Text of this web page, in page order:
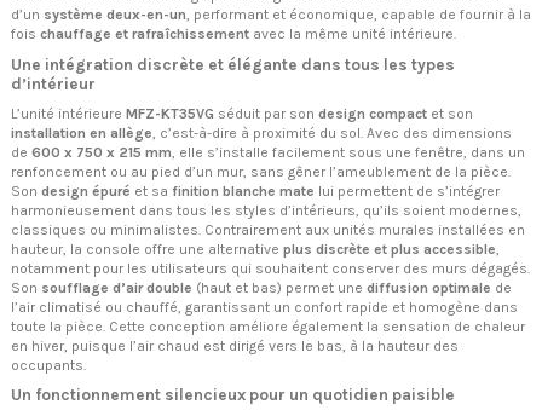
d’un système deux-en-un, performant et économique, capable de fournir à la
fois chauffage et rafraîchissement avec la même unité intérieure.
Une intégration discrète et élégante dans tous les types
d’intérieur
L’unité intérieure MFZ-KT35VG séduit par son design compact et son
installation en allège , c’est-à-dire à proximité du sol. Avec des dimensions
de 600 x 750 x 215 mm , elle s’installe facilement sous une fenêtre, dans un
renfoncement ou au pied d’un mur, sans gêner l’ameublement de la pièce.
Son design épuré et sa finition blanche mate lui permettent de s’intégrer
harmonieusement dans tous les styles d’intérieurs, qu’ils soient modernes,
classiques ou minimalistes. Contrairement aux unités murales installées en
hauteur, la console offre une alternative plus discrète et plus accessible
notamment pour les utilisateurs qui souhaitent conserver des murs dégagés.
Son soufflage d’air double (haut et bas) permet une diffusion optimale de
l’air climatisé ou chauffé, garantissant un confort rapide et homogène dans
toute la pièce. Cette conception améliore également la sensation de chaleur
en hiver, puisque l’air chaud est dirigé vers le bas, à la hauteur des
occupants.
Un fonctionnement silencieux pour un quotidien paisible